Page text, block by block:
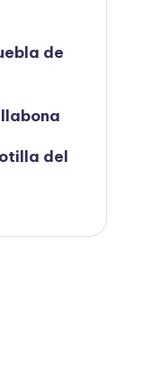
de
del